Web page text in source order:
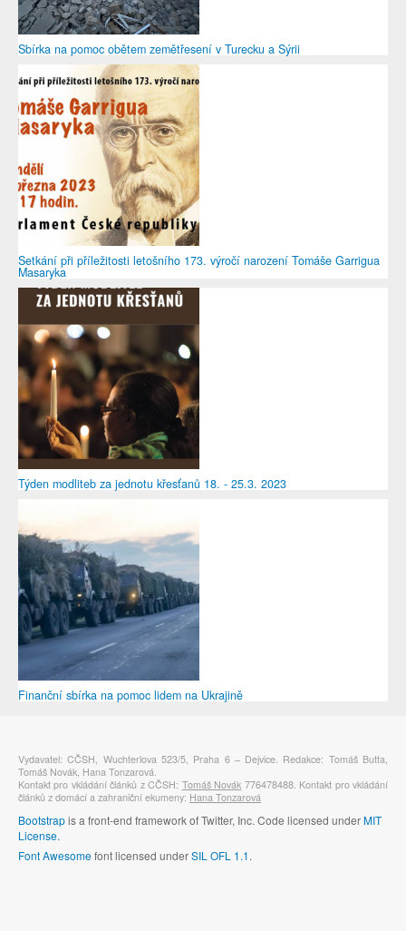
Sbírka na pomoc obětem zemětřesení v Turecku a Sýrii
Setkání při příležitosti letošního 173. výročí narození Tomáše Garrigua
Masaryka
Týden modliteb za jednotu křesťanů 18. - 25.3. 2023
Finanční sbírka na pomoc lidem na Ukrajině
Vydavatel: CČSH, Wuchterlova 523/5, Praha 6 – Dejvice. Redakce: Tomáš Butta,
Tomáš Novák, Hana Tonzarová.
Kontakt pro vkládání článků z CČSH: Tomáš Novák 776478488. Kontakt pro vkládání
článků z domácí a zahraniční ekumeny: Hana Tonzarová
Bootstrapis a front-end framework of Twitter, Inc. Code licensed underMIT
License.
Font Awesomefont licensed underSIL OFL 1.1.